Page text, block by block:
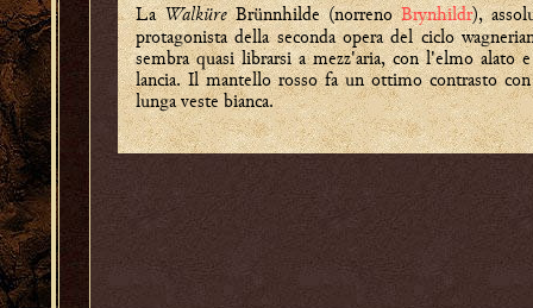
LaWalküre Brünnhilde (norrenoBrynhildr),
protagonista della seconda opera del ciclo
sembra quasi librarsi a mezz'aria, con l'elmo alato
lancia. Il mantello rosso fa un ottimo contrasto
lunga veste bianca.